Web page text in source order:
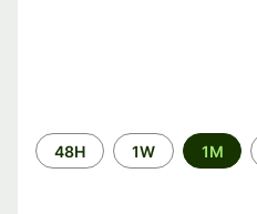
Time
period
48H 1W 1M